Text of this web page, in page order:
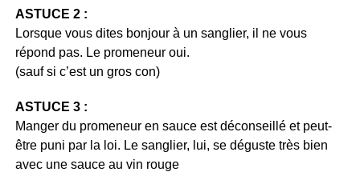
ASTUCE 2 :
Lorsque vous dites bonjour à un sanglier, il ne vous
répond pas. Le promeneur oui.
(sauf si c’est un gros con)
ASTUCE 3 :
Manger du promeneur en sauce est déconseillé et peut-
être puni par la loi. Le sanglier, lui, se déguste très bien
avec une sauce au vin rouge